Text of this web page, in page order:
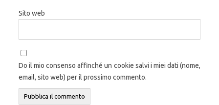
Sito web
Do il mio consenso affinché un cookie salvi i miei dati (nome,
email, sito web) per il prossimo commento.